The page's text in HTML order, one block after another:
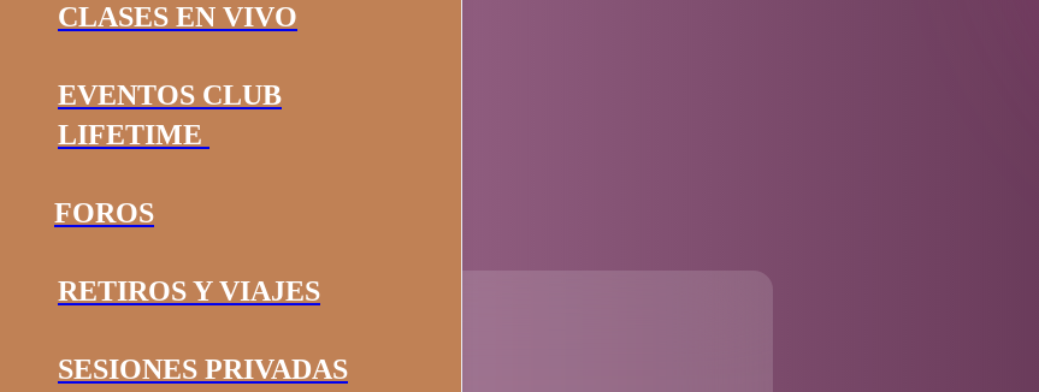
CLASES EN VIVO
EVENTOS CLUB
LIFETIME
FOROS
RETIROS Y VIAJES
SESIONES PRIVADAS